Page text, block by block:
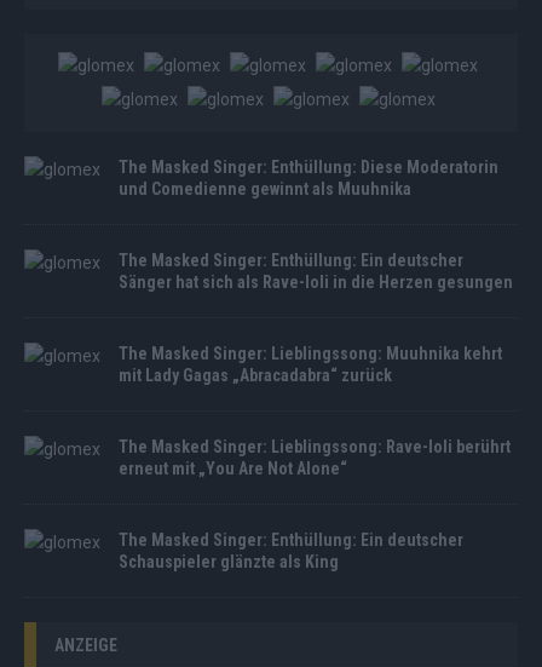
The Masked Singer: Enthüllung: Diese Moderatorin
und Comedienne gewinnt als Muuhnika
The Masked Singer: Enthüllung: Ein deutscher
Sänger hat sich als Rave-Ioli in die Herzen gesungen
The Masked Singer: Lieblingssong: Muuhnika kehrt
mit Lady Gagas „Abracadabra“ zurück
The Masked Singer: Lieblingssong: Rave-Ioli berührt
erneut mit „You Are Not Alone“
The Masked Singer: Enthüllung: Ein deutscher
Schauspieler glänzte als King
ANZEIGE